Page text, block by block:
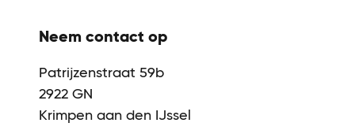
Neem contact op
Patrijzenstraat 59b
2922 GN
Krimpen aan den IJssel